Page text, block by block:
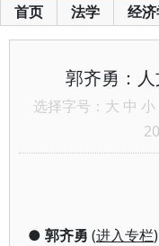
首页 法学 经
郭齐勇：
选择字号： 大 中 小
● 郭齐勇 (进入专栏)